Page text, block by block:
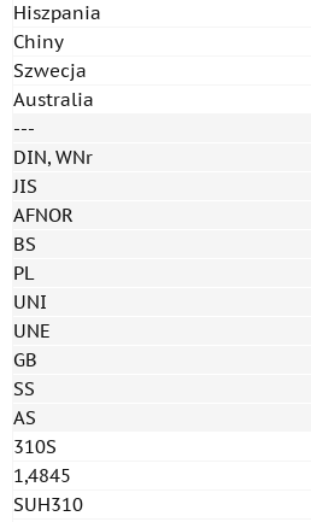
Hiszpania
Chiny
Szwecja
Australia
---
DIN, WNr
JIS
AFNOR
BS
PL
UNI
UNE
GB
SS
AS
310S
1,4845
SUH310